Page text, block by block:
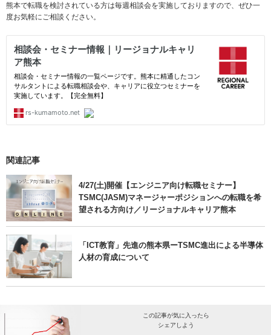
熊本で転職を検討されている方は毎週相談会を実施しておりますので、ぜひ一
度お気軽にご相談ください。
関連記事
4/27(土)開催【エンジニア向け転職セミナー】
TSMC(JASM)マネージャーポジションへの転職を希
望される方向け／リージョナルキャリア熊本
「ICT教育」先進の熊本県ーTSMC進出による半導体
人材の育成について
この記事が気に入ったら
シェアしよう